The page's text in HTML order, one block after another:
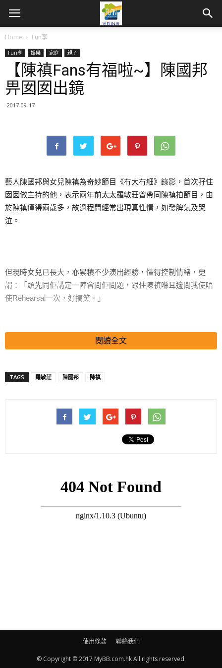
Home Fun享
Fun享 娛樂 家庭 親子
【陳禛Fans有福啦~】陳國邦
畀囡囡出鏡
2017-09-17
藝人陳國邦與女兒陳禛為奇妙節目《冇大冇細》錄影，首次孖住
囡囡做主持的他，表示兩年前太太羅敏莊曾帶同陳禛拍節目，由
於陳禛僅得兩歲多，故過程間經常出現真性情，如發脾氣及哭
泣。
但現時女兒已長大，亦累積不少演出經驗，懂得控制情緒，更
謂：「頭先同佢講定一陣會問佢問題，跟住陳禛喺耳邊問我使唔
使Rehearsal一次，好搞笑。」
搜尋 Travel
陳國邦表示，甚少機會自己一個帶埋阿女出街，多數都係一家人
爸、媽咪一齊去西貢同我打鞦韆。」
入娛樂圈：「生活節目可以，但演戲就未必，爸爸係演戲，媽媽
出水平嘅要求比導演仲高，相信唱歌較容易實踐。」
閱讀全文
TAGS 羅敏莊 陳國邦 陳禛
使用條款 聯絡我們
© Copyright © 2017 MyBB.com.hk All rights reserved.